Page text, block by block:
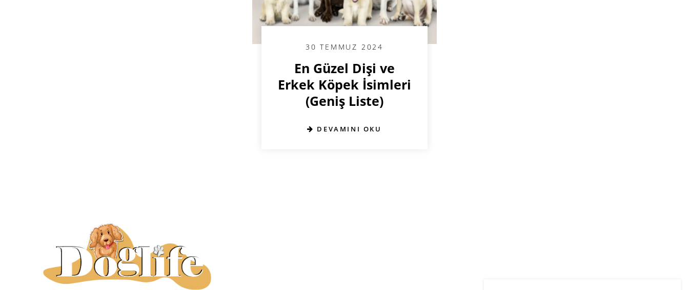
30 TEMMUZ 2024
En Güzel Dişi ve
Erkek Köpek İsimleri
(Geniş Liste)
DEVAMINI OKU